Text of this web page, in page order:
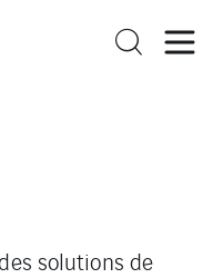
solutions de